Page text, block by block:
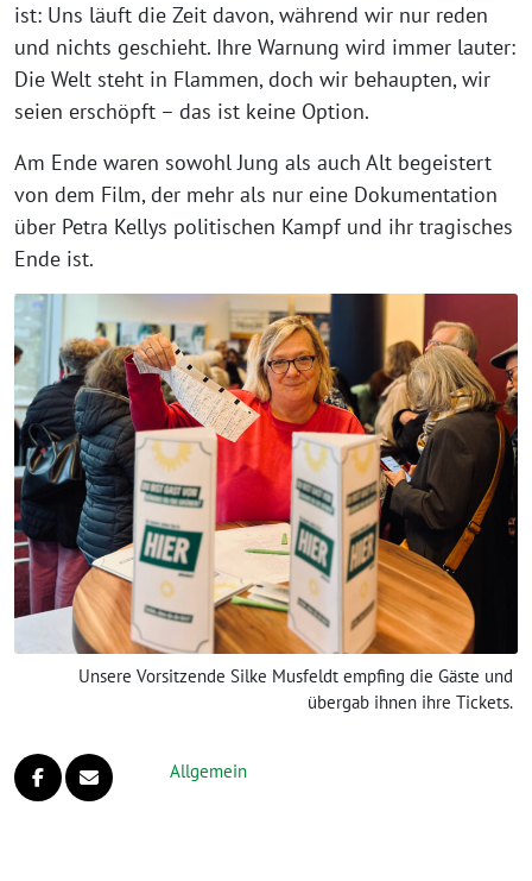
ist: Uns läuft die Zeit davon, während wir nur reden
und nichts geschieht. Ihre Warnung wird immer lauter:
Die Welt steht in Flammen, doch wir behaupten, wir
seien erschöpft – das ist keine Option.
Am Ende waren sowohl Jung als auch Alt begeistert
von dem Film, der mehr als nur eine Dokumentation
über Petra Kellys politischen Kampf und ihr tragisches
Ende ist.
Unsere Vorsitzende Silke Musfeldt empfing die Gäste und
übergab ihnen ihre Tickets.
Allgemein